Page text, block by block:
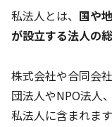
私法人とは、 国や
が設立する法人の
株式会社や合同会
団法人やNPO法人
私法人に含まれます